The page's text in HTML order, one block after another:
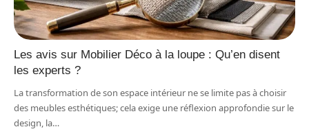
Les avis sur Mobilier Déco à la loupe : Qu’en disent
les experts ?
La transformation de son espace intérieur ne se limite pas à choisir
des meubles esthétiques; cela exige une réflexion approfondie sur le
design, la…